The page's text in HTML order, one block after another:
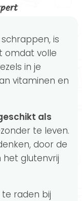
is
omdat volle
in je
vitaminen en
als
te leven.
door de
het glutenvrij
raden bij